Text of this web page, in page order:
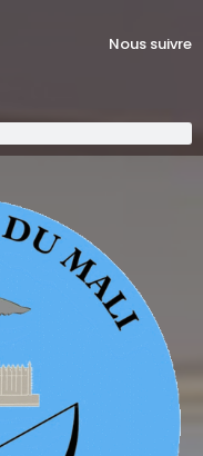
Nous suivre